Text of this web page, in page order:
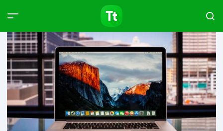
Products Articles
Type to start searching…